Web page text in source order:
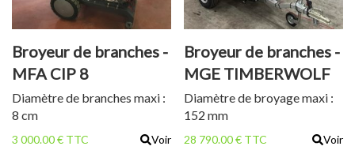
Broyeur de branches -
MFA CIP 8
Diamètre de branches maxi :
8 cm
3 000.00 € TTC Voir
Broyeur de branches -
MGE TIMBERWOLF
TW 160 PH
Diamètre de broyage maxi :
152 mm
28 790.00 € TTC Voir